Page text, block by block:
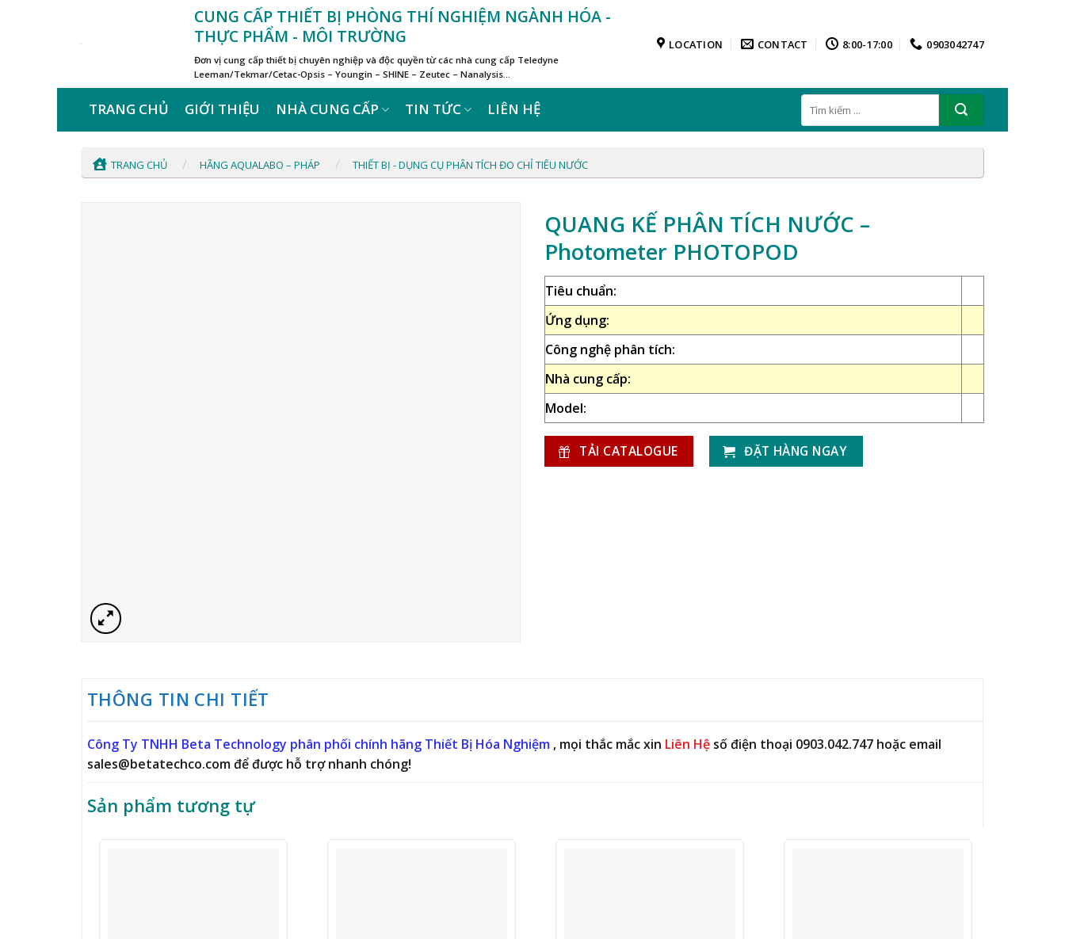
content
CUNG CẤP THIẾT BỊ PHÒNG THÍ NGHIỆM NGÀNH HÓA -
THỰC PHẨM - MÔI TRƯỜNG
Đơn vị cung cấp thiết bị chuyên nghiệp và độc quyền từ các nhà cung cấp Teledyne
Leeman/Tekmar/Cetac-Opsis – Youngin – SHINE – Zeutec – Nanalysis…
LOCATION CONTACT 8:00-17:00 0903042747
TRANG CHỦ GIỚI THIỆU NHÀ CUNG CẤP TIN TỨC LIÊN HỆ
Tìm
kiếm:
TRANG CHỦ / HÃNG AQUALABO – PHÁP / THIẾT BỊ - DỤNG CỤ PHÂN TÍCH ĐO CHỈ TIÊU NƯỚC
QUANG KẾ PHÂN TÍCH NƯỚC –
Photometer PHOTOPOD
Tiêu chuẩn:
Ứng dụng:
Công nghệ phân tích:
Nhà cung cấp:
Model:
TẢI CATALOGUE ĐẶT HÀNG NGAY
THÔNG TIN CHI TIẾT
Công Ty TNHH Beta Technology phân phối chính hãng Thiết Bị Hóa Nghiệm , mọi thắc mắc xin Liên Hệ số điện thoại 0903.042.747 hoặc email
sales@betatechco.com để được hỗ trợ nhanh chóng!
Sản phẩm tương tự